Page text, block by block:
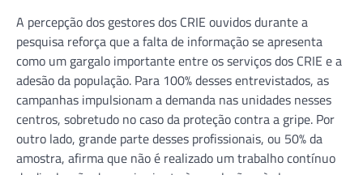
A percepção dos gestores dos CRIE ouvidos durante a
pesquisa reforça que a falta de informação se apresenta
como um gargalo importante entre os serviços dos CRIE e a
adesão da população. Para 100% desses entrevistados, as
campanhas impulsionam a demanda nas unidades nesses
centros, sobretudo no caso da proteção contra a gripe. Por
outro lado, grande parte desses profissionais, ou 50% da
amostra, afirma que não é realizado um trabalho contínuo